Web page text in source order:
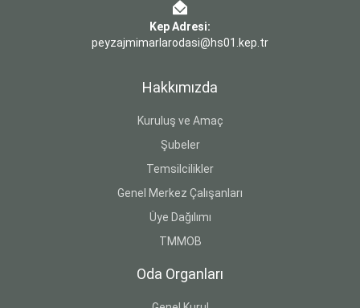
Kep Adresi:
peyzajmimarlarodasi@hs01.kep.tr
Hakkımızda
Kuruluş ve Amaç
Şubeler
Temsilcilikler
Genel Merkez Çalışanları
Üye Dağılımı
TMMOB
Oda Organları